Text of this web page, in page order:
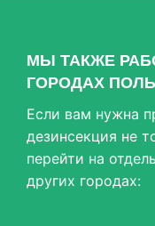
МЫ ТАКЖЕ
ГОРОДАХ
Если вам нужна
дезинсекция не
перейти на
других городах: